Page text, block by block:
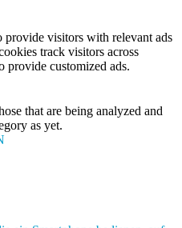
provide visitors with relevant ads
track visitors across
provide customized ads.
that are being analyzed and
as yet.